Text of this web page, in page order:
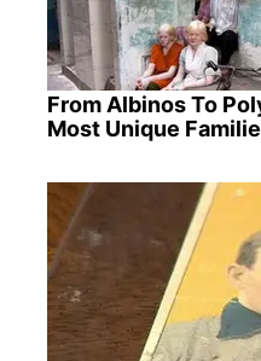
From Albinos To
Most Unique